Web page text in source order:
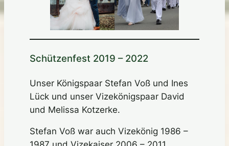
Schützenfest 2019 – 2022
Unser Königspaar Stefan Voß und Ines
Lück und unser Vizekönigspaar David
und Melissa Kotzerke.
Stefan Voß war auch Vizekönig 1986 –